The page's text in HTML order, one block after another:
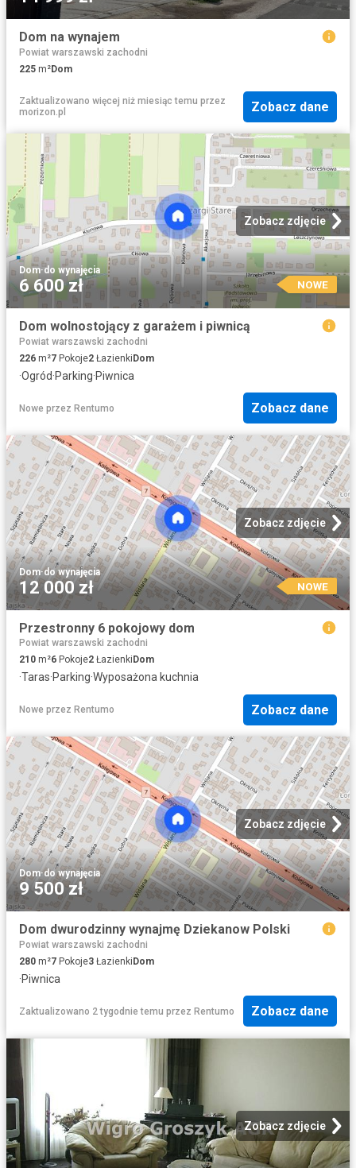
Dom na wynajem
Powiat warszawski zachodni
225 m²Dom
Zaktualizowano więcej niż miesiąc temu przez
morizon.pl
Zobacz dane
Zobacz zdjęcie
Dom·do wynajęcia
6 600 zł NOWE
Dom wolnostojący z garażem i piwnicą
Powiat warszawski zachodni
226 m²7 Pokoje2 ŁazienkiDom
·Ogród·Parking·Piwnica
Nowe przez Rentumo Zobacz dane
Zobacz zdjęcie
Dom·do wynajęcia
12 000 zł NOWE
Przestronny 6 pokojowy dom
Powiat warszawski zachodni
210 m²6 Pokoje2 Łazienki Dom
·Taras·Parking·Wyposażona kuchnia
Nowe przez Rentumo Zobacz dane
Zobacz zdjęcie
Dom·do wynajęcia
9 500 zł
Dom dwurodzinny wynajmę Dziekanow Polski
Powiat warszawski zachodni
280 m²7 Pokoje3 Łazienki Dom
·Piwnica
Zaktualizowano 2 tygodnie temu przez Rentumo Zobacz dane
Zobacz zdjęcie